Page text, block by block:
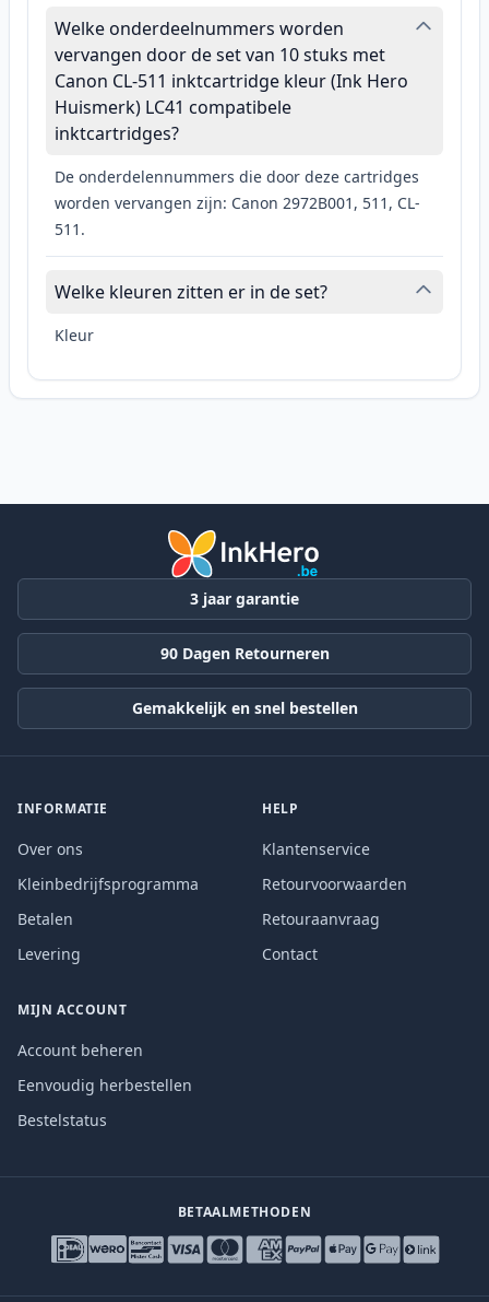
Welke onderdeelnummers worden
vervangen door de set van 10 stuks met
Canon CL-511 inktcartridge kleur (Ink Hero
Huismerk) LC41 compatibele
inktcartridges?
De onderdelennummers die door deze cartridges
worden vervangen zijn: Canon 2972B001, 511, CL-
511.
Welke kleuren zitten er in de set?
Kleur
3 jaar garantie
90 Dagen Retourneren
Gemakkelijk en snel bestellen
INFORMATIE
Over ons
Kleinbedrijfsprogramma
Betalen
Levering
HELP
Klantenservice
Retourvoorwaarden
Retouraanvraag
Contact
MIJN ACCOUNT
Account beheren
Eenvoudig herbestellen
Bestelstatus
BETAALMETHODEN